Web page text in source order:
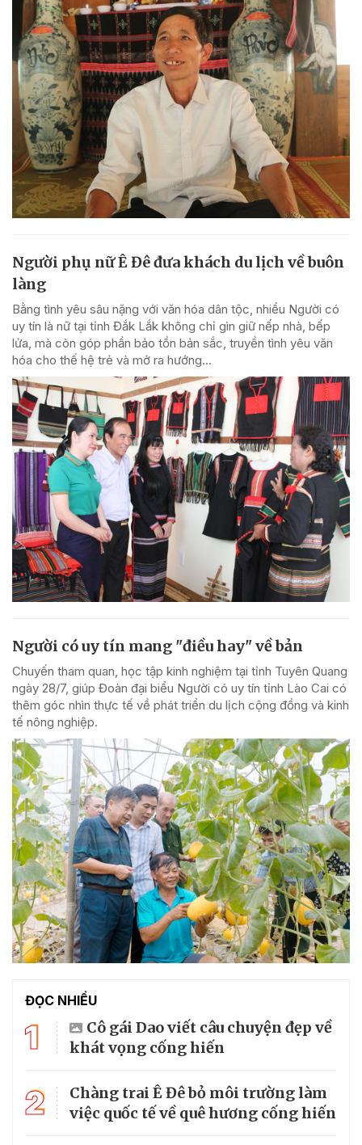
Người phụ nữ Ê Đê đưa khách du lịch về buôn
làng
Bằng tình yêu sâu nặng với văn hóa dân tộc, nhiều Người có
uy tín là nữ tại tỉnh Đắk Lắk không chỉ gìn giữ nếp nhà, bếp
lửa, mà còn góp phần bảo tồn bản sắc, truyền tình yêu văn
hóa cho thế hệ trẻ và mở ra hướng...
Người có uy tín mang "điều hay" về bản
Chuyến tham quan, học tập kinh nghiệm tại tỉnh Tuyên Quang
ngày 28/7, giúp Đoàn đại biểu Người có uy tín tỉnh Lào Cai có
thêm góc nhìn thực tế về phát triển du lịch cộng đồng và kinh
tế nông nghiệp.
ĐỌC NHIỀU
1
Cô gái Dao viết câu chuyện đẹp về
khát vọng cống hiến
2
Chàng trai Ê Đê bỏ môi trường làm
việc quốc tế về quê hương cống hiến